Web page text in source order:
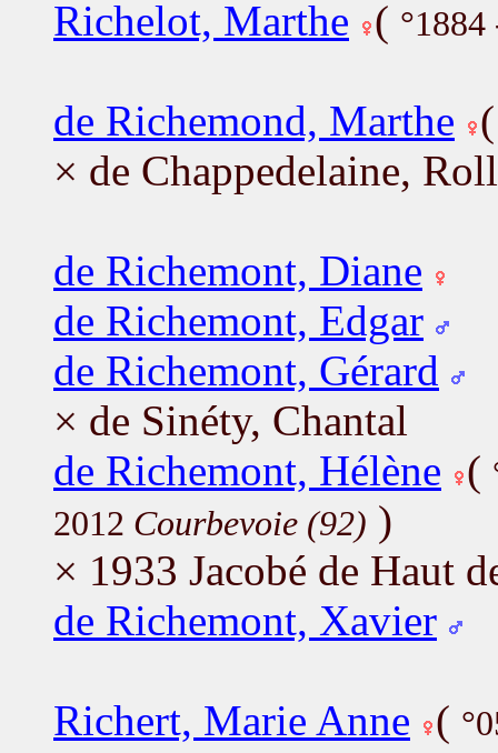
Richelot, Marthe ( °1884
de Richemond, Marthe
× de Chappedelaine,
de Richemont, Diane
de Richemont, Edgar
de Richemont, Gérard
× de Sinéty, Chantal
de Richemont, Hélène (
2012 Courbevoie (92) )
× 1933 Jacobé de Haut
de Richemont, Xavier
Richert, Marie Anne (